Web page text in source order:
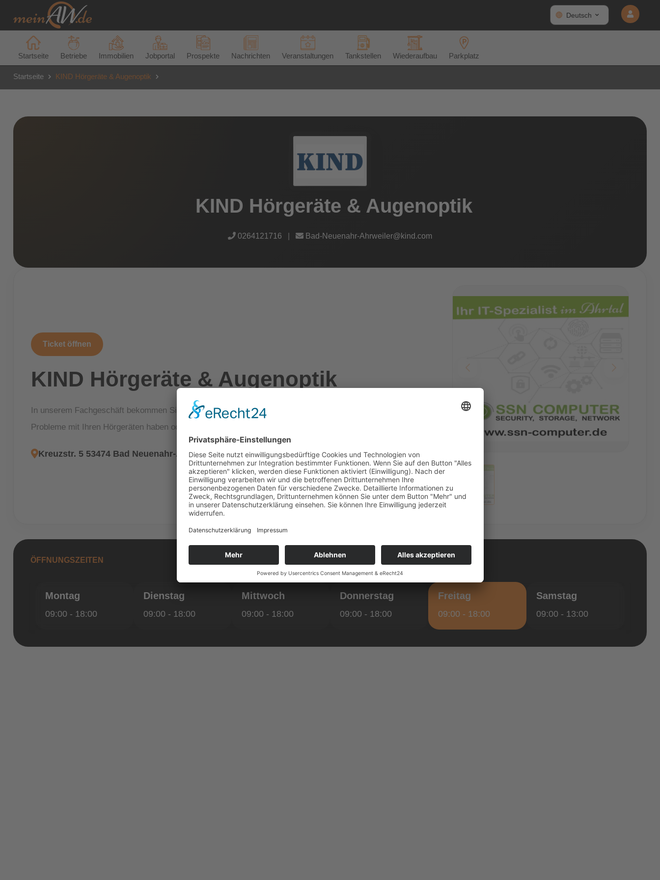
Deutsch
Startseite Betriebe Immobilien Jobportal Prospekte Nachrichten Veranstaltungen Tankstellen Wiederaufbau Parkplatz
Startseite KIND Hörgeräte & Augenoptik
KIND Hörgeräte & Augenoptik
0264121716 Bad-Neuenahr-Ahrweiler@kind.com
Ticket öffnen
KIND Hörgeräte & Augenoptik
In unserem Fachgeschäft bekommen Sie die ganze Beratung, die KIND Ihnen anbieten kann. Egal, ob Sie
Probleme mit Ihren Hörgeräten haben oder eine neue Sehhilfe benötigen, wir freuen uns auf Ihren Besuch.
Kreuzstr. 5 53474 Bad Neuenahr-Ahrweiler• Verfügbar umHeute - 09:00 - 18:00
ÖFFNUNGSZEITEN
Montag
09:00 - 18:00
Dienstag
09:00 - 18:00
Mittwoch
09:00 - 18:00
Donnerstag
09:00 - 18:00
Freitag
09:00 - 18:00
Samstag
09:00 - 13:00